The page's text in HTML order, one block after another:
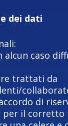
dei dati
alcun caso
trattati da
di
per il